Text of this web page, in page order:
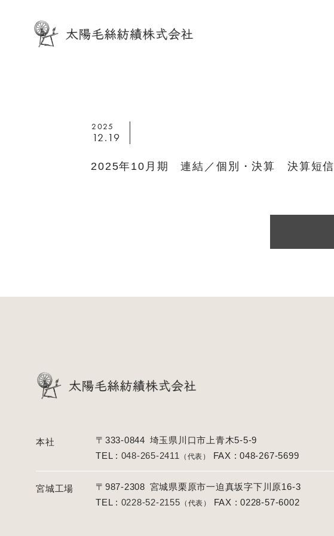
2025
12.19
2025年10月期 連結／個別・決算 決算短信
本社 〒333-0844 埼玉県川口市上青木5-5-9
TEL : 048-265-2411 （代表） FAX : 048-267-5699
宮城工場 〒987-2308 宮城県栗原市一迫真坂字下川原16-3
TEL : 0228-52-2155 （代表） FAX : 0228-57-6002